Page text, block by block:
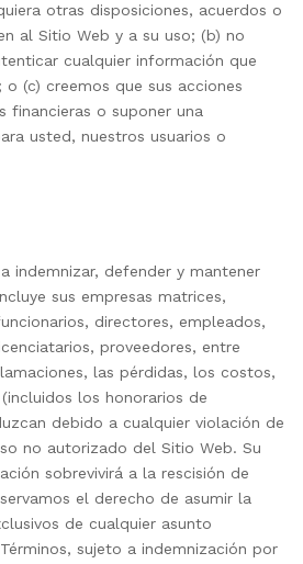
otras disposiciones, acuerdos o
al Sitio Web y a su uso; (b) no
cualquier información que
(c) creemos que sus acciones
financieras o suponer una
usted, nuestros usuarios o
indemnizar, defender y mantener
sus empresas matrices,
directores, empleados,
proveedores, entre
las pérdidas, los costos,
los honorarios de
debido a cualquier violación de
no autorizado del Sitio Web. Su
sobrevivirá a la rescisión de
el derecho de asumir la
de cualquier asunto
sujeto a indemnización por